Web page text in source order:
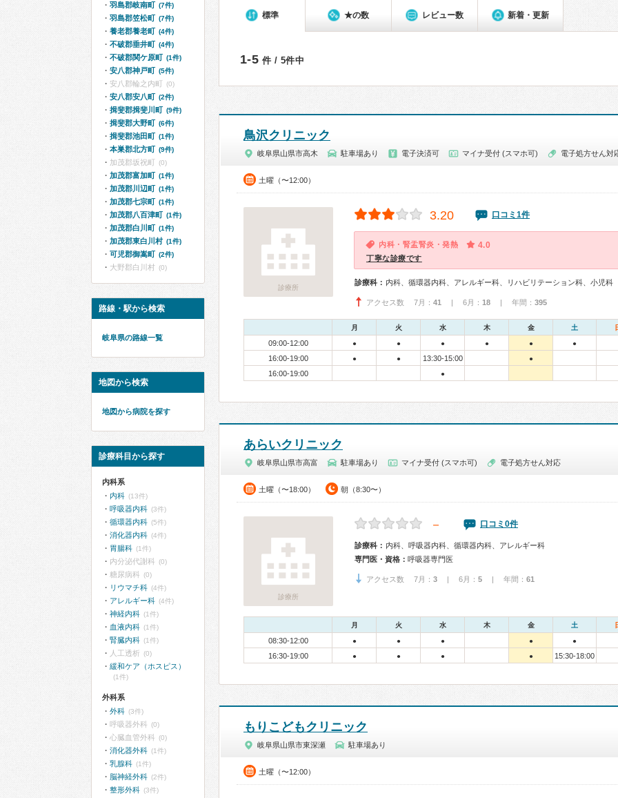
標準 ★の数 レビュー数 新着・更新
1-5 件 / 5件中
鳥沢クリニック
岐阜県山県市高木 駐車場あり 電子決済可 マイナ受付 (スマホ可) 電子処方せん対
土曜（〜12:00）
診療所
3.20 口コミ1件
内科・腎盂腎炎・発熱 4.0
丁寧な診療です
診療科： 内科、循環器内科、アレルギー科、リハビリテーション科、小児科
アクセス数 7月： 41 | 6月： 18 | 年間： 395
月 火 水 木 金 土
09:00-12:00 ● ● ● ● ● ●
16:00-19:00 ● ● 13:30-15:00 ●
16:00-19:00 ●
あらいクリニック
岐阜県山県市高富 駐車場あり マイナ受付 (スマホ可) 電子処方せん対応
土曜（〜18:00） 朝（8:30〜）
診療所
－ 口コミ0件
診療科： 内科、呼吸器内科、循環器内科、アレルギー科
専門医・資格： 呼吸器専門医
アクセス数 7月： 3 | 6月： 5 | 年間： 61
月 火 水 木 金 土
08:30-12:00 ● ● ● ● ●
16:30-19:00 ● ● ● ● 15:30-18:00
もりこどもクリニック
岐阜県山県市東深瀬 駐車場あり
土曜（〜12:00）
羽島郡岐南町 (7件)
羽島郡笠松町 (7件)
養老郡養老町 (4件)
不破郡垂井町 (4件)
不破郡関ケ原町 (1件)
安八郡神戸町 (5件)
安八郡輪之内町 (0)
安八郡安八町 (2件)
揖斐郡揖斐川町 (9件)
揖斐郡大野町 (6件)
揖斐郡池田町 (1件)
本巣郡北方町 (9件)
加茂郡坂祝町 (0)
加茂郡富加町 (1件)
加茂郡川辺町 (1件)
加茂郡七宗町 (1件)
加茂郡八百津町 (1件)
加茂郡白川町 (1件)
加茂郡東白川村 (1件)
可児郡御嵩町 (2件)
大野郡白川村 (0)
路線・駅から検索
岐阜県の路線一覧
地図から検索
地図から病院を探す
診療科目から探す
内科系
内科 (13件)
呼吸器内科 (3件)
循環器内科 (5件)
消化器内科 (4件)
胃腸科 (1件)
内分泌代謝科 (0)
糖尿病科 (0)
リウマチ科 (4件)
アレルギー科 (4件)
神経内科 (1件)
血液内科 (1件)
腎臓内科 (1件)
人工透析 (0)
緩和ケア（ホスピス）
(1件)
外科系
外科 (3件)
呼吸器外科 (0)
心臓血管外科 (0)
消化器外科 (1件)
乳腺科 (1件)
脳神経外科 (2件)
整形外科 (3件)